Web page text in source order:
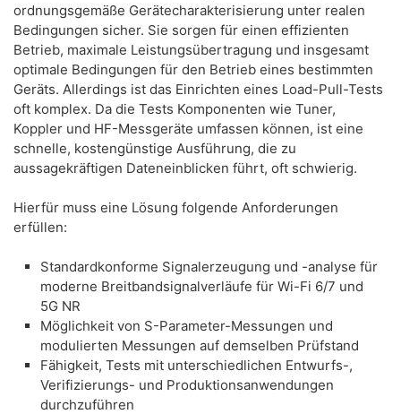
ordnungsgemäße Gerätecharakterisierung unter realen
Bedingungen sicher. Sie sorgen für einen effizienten
Betrieb, maximale Leistungsübertragung und insgesamt
optimale Bedingungen für den Betrieb eines bestimmten
Geräts. Allerdings ist das Einrichten eines Load-Pull-Tests
oft komplex. Da die Tests Komponenten wie Tuner,
Koppler und HF-Messgeräte umfassen können, ist eine
schnelle, kostengünstige Ausführung, die zu
aussagekräftigen Dateneinblicken führt, oft schwierig.
​Hierfür muss eine Lösung folgende Anforderungen
erfüllen:
​Standardkonforme Signalerzeugung und -analyse für
moderne Breitbandsignalverläufe für Wi-Fi 6/7 und
5G NR
​Möglichkeit von S-Parameter-Messungen und
modulierten Messungen auf demselben Prüfstand
​Fähigkeit, Tests mit unterschiedlichen Entwurfs-,
Verifizierungs- und Produktionsanwendungen
durchzuführen